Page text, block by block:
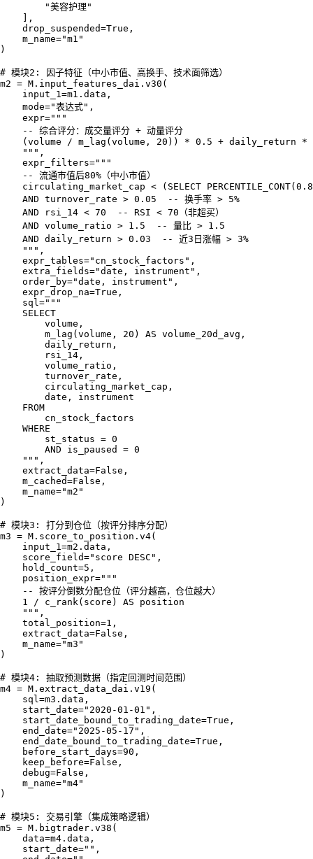
        "美容护理"
    ],
    drop_suspended=True,
    m_name="m1"
)
# 模块2: 因子特征（中小市值、高换手、技术面筛选）
m2 = M.input_features_dai.v30(
    input_1=m1.data,
    mode="表达式",
    expr="""
    -- 综合评分：成交量评分 + 动量评分
(volume / m_lag(volume, 20)) * 0.5 + daily_return *
    """,
    expr_filters="""
    -- 流通市值后80%（中小市值）
circulating_market_cap < (SELECT
    AND turnover_rate > 0.05  -- 换手率 > 5%
    AND rsi_14 < 70  -- RSI < 70（非超买）
    AND volume_ratio > 1.5  -- 量比 > 1.5
    AND daily_return > 0.03  -- 近3日涨幅 > 3%
    """,
    expr_tables="cn_stock_factors",
    extra_fields="date, instrument",
    order_by="date, instrument",
    expr_drop_na=True,
    sql="""
    SELECT
        volume,
        m_lag(volume, 20) AS volume_20d_avg,
        daily_return,
        rsi_14,
        volume_ratio,
        turnover_rate,
        circulating_market_cap,
        date, instrument
    FROM
        cn_stock_factors
    WHERE
        st_status = 0
        AND is_paused = 0
    """,
    extract_data=False,
    m_cached=False,
    m_name="m2"
)
# 模块3: 打分到仓位（按评分排序分配）
m3 = M.score_to_position.v4(
    input_1=m2.data,
    score_field="score DESC",
    hold_count=5,
    position_expr="""
    -- 按评分倒数分配仓位（评分越高，仓位越大）
    1 / c_rank(score) AS position
    """,
    total_position=1,
    extract_data=False,
    m_name="m3"
)
# 模块4: 抽取预测数据（指定回测时间范围）
m4 = M.extract_data_dai.v19(
    sql=m3.data,
    start_date="2020-01-01",
    start_date_bound_to_trading_date=True,
    end_date="2025-05-17",
    end_date_bound_to_trading_date=True,
    before_start_days=90,
    keep_before=False,
    debug=False,
    m_name="m4"
)
# 模块5: 交易引擎（集成策略逻辑）
m5 = M.bigtrader.v38(
    data=m4.data,
    start_date="",